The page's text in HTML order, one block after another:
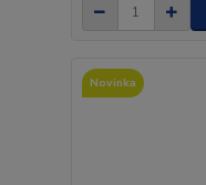
Novinka